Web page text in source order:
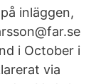
inläggen,
i October i
via